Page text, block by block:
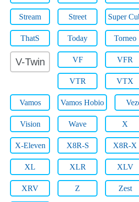
Stream Street Super
ThatS Today Torneo
V-Twin VF VFR
VTR VTX
Vamos Vamos Hobio
Vision Wave X
X-Eleven X8R-S X8R-X
XL XLR XLV
XRV Z Zest